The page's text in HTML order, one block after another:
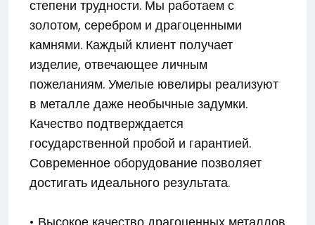
степени трудности. Мы работаем с
золотом, серебром и драгоценными
камнями. Каждый клиент получает
изделие, отвечающее личным
пожеланиям. Умелые ювелиры реализуют
в металле даже необычные задумки.
Качество подтверждается
государственной пробой и гарантией.
Современное оборудование позволяет
достигать идеального результата.